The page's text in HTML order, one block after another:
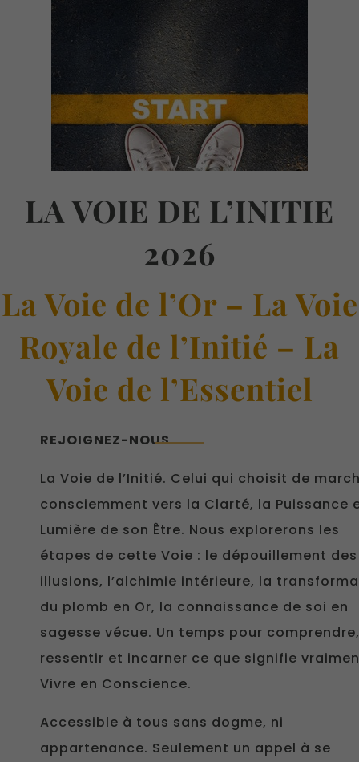
LA VOIE DE L’INITIE
2026
La Voie de l’Or – La Voie
Royale de l’Initié – La
Voie de l’Essentiel
REJOIGNEZ-NOUS
La Voie de l’Initié. Celui qui choisit de
consciemment vers la Clarté, la Puissance
Lumière de son Être. Nous explorerons les
étapes de cette Voie : le dépouillement des
illusions, l’alchimie intérieure, la
du plomb en Or, la connaissance de soi en
sagesse vécue. Un temps pour comprendre,
ressentir et incarner ce que signifie
Vivre en Conscience.
Accessible à tous sans dogme, ni
appartenance. Seulement un appel à se